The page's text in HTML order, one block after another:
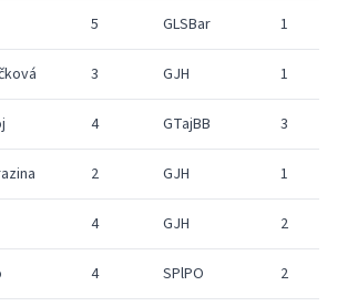
5 GLSBar 1
3 GJH 1
4 GTajBB 3
2 GJH 1
4 GJH 2
4 SPlPO 2